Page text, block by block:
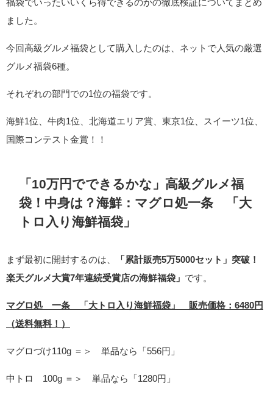
福袋でいったいいくら得できるのかの徹底検証についてまとめ
ました。
今回高級グルメ福袋として購入したのは、ネットで人気の厳選
グルメ福袋6種。
それぞれの部門での1位の福袋です。
海鮮1位、牛肉1位、北海道エリア賞、東京1位、スイーツ1位、
国際コンテスト金賞！！
「10万円でできるかな」高級グルメ福
袋！中身は？海鮮： マグロ処一条 「大
トロ入り海鮮福袋」
まず最初に開封するのは、
「累計販売5万5000セット」突破！
楽天グルメ大賞7年連続受賞店の海鮮福袋」 です。
マグロ処 一条 「大トロ入り海鮮福袋」
販売価格：6480円
（送料無料！）
マグロづけ110g ＝＞ 単品なら「556円」
中トロ 100g ＝＞ 単品なら「1280円」